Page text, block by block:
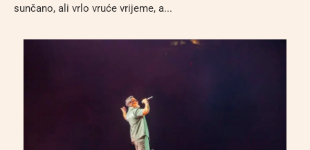
sunčano, ali vrlo vruće vrijeme, a...